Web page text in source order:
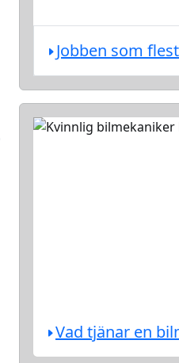
Jobben som
Vad tjänar en